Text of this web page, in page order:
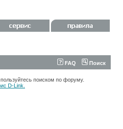
FAQ Поиск
поиском по форуму.
D-Link.